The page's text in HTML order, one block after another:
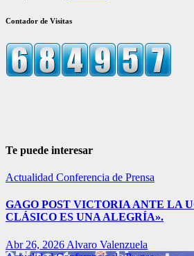
Contador de Visitas
Te puede interesar
Actualidad Conferencia de Prensa
GAGO POST VICTORIA ANTE LA
CLÁSICO ES UNA ALEGRÍA».
Abr 26, 2026 Alvaro Valenzuela